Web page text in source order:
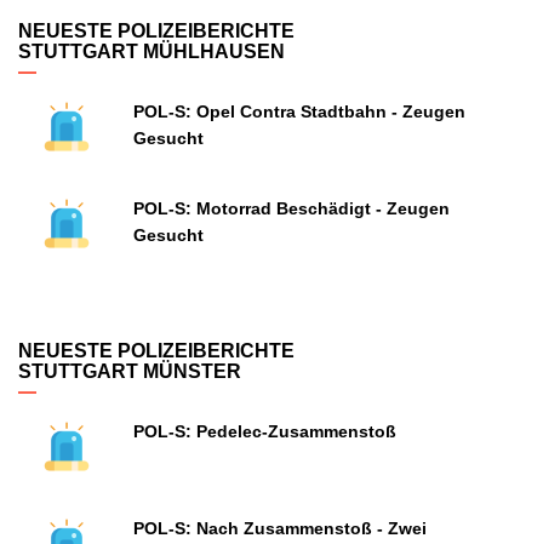
NEUESTE POLIZEIBERICHTE
STUTTGART MÜHLHAUSEN
POL-S: Opel Contra Stadtbahn - Zeugen
Gesucht
POL-S: Motorrad Beschädigt - Zeugen
Gesucht
NEUESTE POLIZEIBERICHTE
STUTTGART MÜNSTER
POL-S: Pedelec-Zusammenstoß
POL-S: Nach Zusammenstoß - Zwei